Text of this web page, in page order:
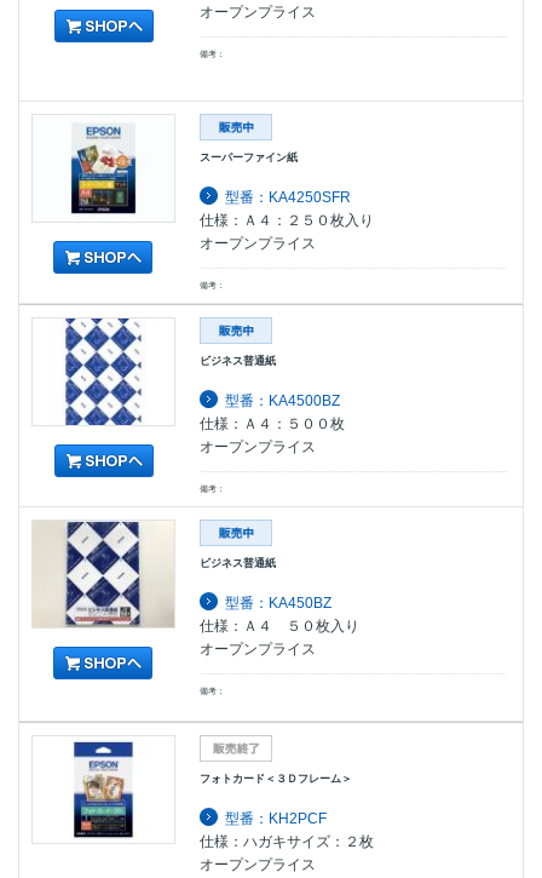
オープンプライス
備考：
スーパーファイン紙
型番：KA4250SFR
仕様：Ａ４：２５０枚入り
オープンプライス
備考：
ビジネス普通紙
型番：KA4500BZ
仕様：Ａ４：５００枚
オープンプライス
備考：
ビジネス普通紙
型番：KA450BZ
仕様：Ａ４ ５０枚入り
オープンプライス
備考：
フォトカード＜３Ｄフレーム＞
型番：KH2PCF
仕様：ハガキサイズ：２枚
オープンプライス